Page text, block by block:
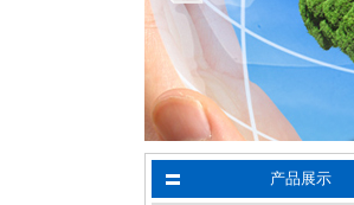
产品展示